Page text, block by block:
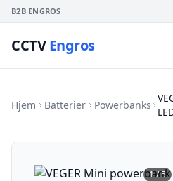
B2B ENGROS
CCTVEngros
Hjem Batterier Powerbanks
1/5